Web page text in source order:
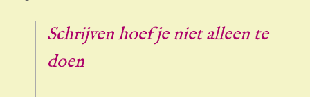
Schrijven hoef je niet alleen te
doen